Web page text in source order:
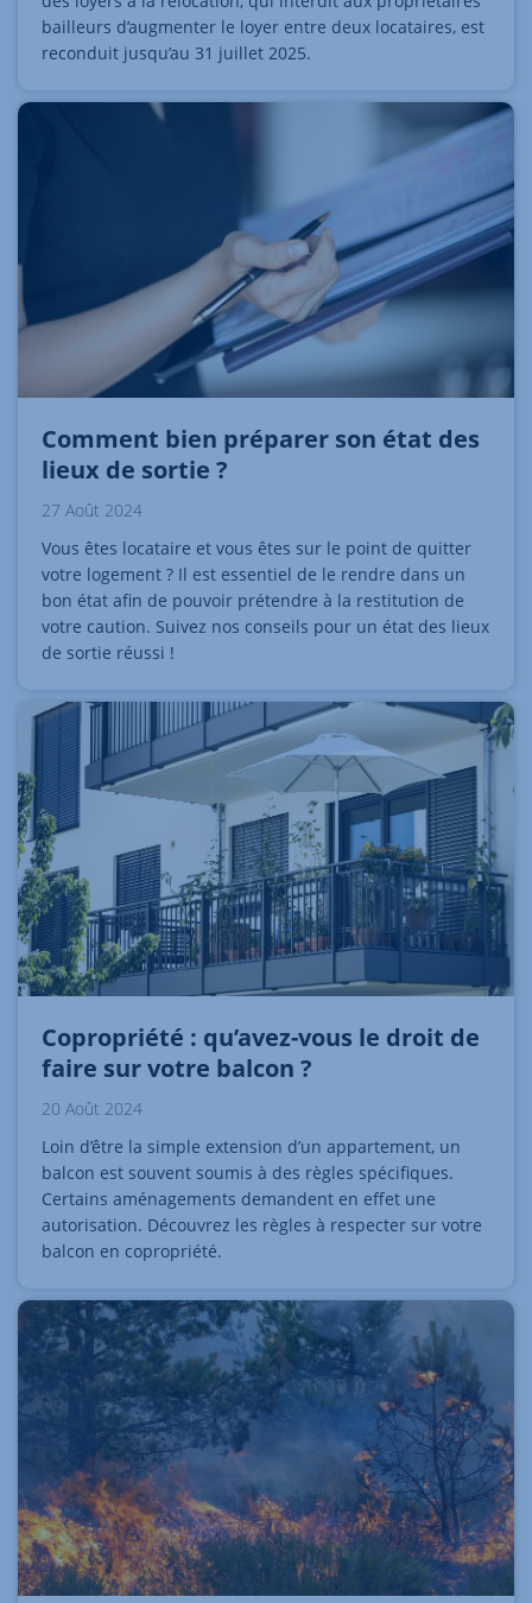
bailleurs d’augmenter le loyer entre deux locataires, est
reconduit jusqu’au 31 juillet 2025.
Comment bien préparer son état des
lieux de sortie ?
27 Août 2024
Vous êtes locataire et vous êtes sur le point de quitter
votre logement ? Il est essentiel de le rendre dans un
bon état afin de pouvoir prétendre à la restitution de
votre caution. Suivez nos conseils pour un état des lieux
de sortie réussi !
Copropriété : qu’avez-vous le droit de
faire sur votre balcon ?
20 Août 2024
Loin d’être la simple extension d’un appartement, un
balcon est souvent soumis à des règles spécifiques.
Certains aménagements demandent en effet une
autorisation. Découvrez les règles à respecter sur votre
balcon en copropriété.